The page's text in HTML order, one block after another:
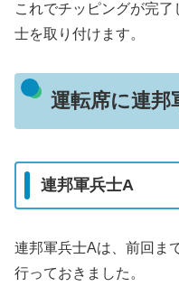
これでチッピングが完
士を取り付けます。
運転席に連邦
連邦軍兵士A
連邦軍兵士Aは、前回ま
行っておきました。